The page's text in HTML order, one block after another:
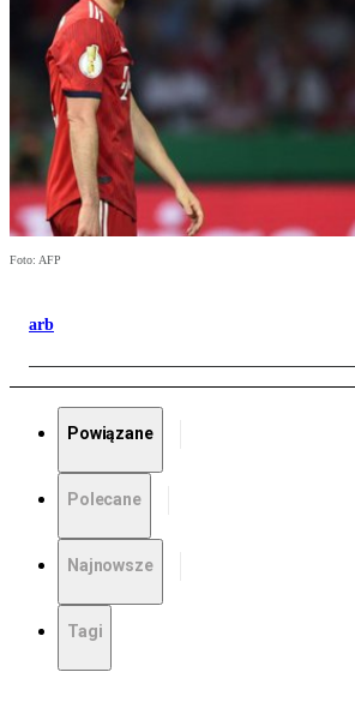
Foto: AFP
arb
Powiązane
Polecane
Najnowsze
Tagi